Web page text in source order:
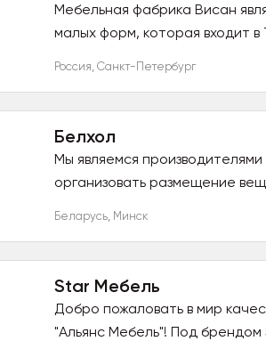
Мебельная фабрика Висан
малых форм, которая входит
Россия, Санкт-Петербург
Белхол
Мы являемся
организовать размещение
Беларусь, Минск
Star Мебель
Добро пожаловать в мир
"Альянс Мебель"! Под